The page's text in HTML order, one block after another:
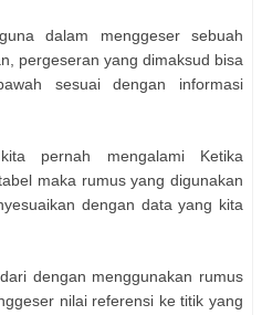
dalam menggeser sebuah
pergeseran yang dimaksud bisa
sesuai dengan informasi
pernah mengalami Ketika
maka rumus yang digunakan
dengan data yang kita
dengan menggunakan rumus
nilai referensi ke titik yang